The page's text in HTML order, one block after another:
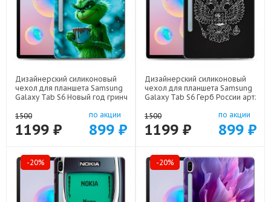
Дизайнерский силиконовый
чехол для планшета Samsung
Galaxy Tab S6 Новый год гринч
1500
1199 ₽
по акции
899 ₽
Дизайнерский силиконовый
чехол для планшета Samsung
Galaxy Tab S6 Герб России арт:
1500
1199 ₽
по акции
899 ₽
-20% -20%